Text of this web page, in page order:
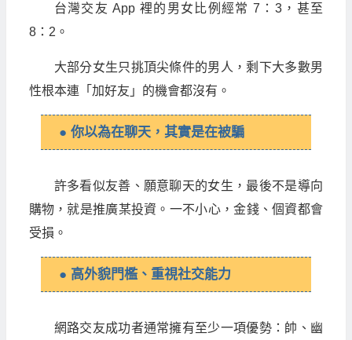
台灣交友 App 裡的男女比例經常 7：3，甚至
8：2。
大部分女生只挑頂尖條件的男人，剩下大多數男
性根本連「加好友」的機會都沒有。
● 你以為在聊天，其實是在被騙
許多看似友善、願意聊天的女生，最後不是導向
購物，就是推廣某投資。一不小心，金錢、個資都會
受損。
● 高外貌門檻、重視社交能力
網路交友成功者通常擁有至少一項優勢：帥、幽